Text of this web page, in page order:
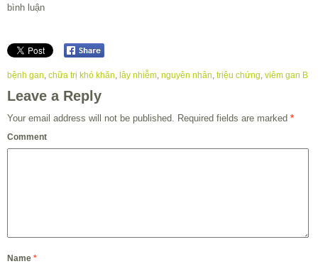
bình luận
bệnh gan chữa trị khó khăn lây nhiễm nguyên nhân triệu chứng viêm gan B
Leave a Reply
Your email address will not be published. Required fields are marked *
Comment
Name *